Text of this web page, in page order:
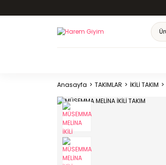
Anasayfa TAKIMLAR İKİLİ TAKIM